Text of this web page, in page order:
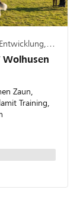
Soziales, Veranstaltungen, Lokale, regionale Entwicklung, Kinder, Jugend, Familie, Tierschutz, Sport
Zaun,
Training,